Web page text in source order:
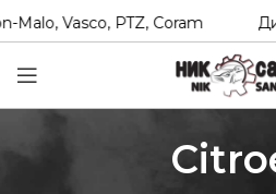
Vasco, PTZ, Coram